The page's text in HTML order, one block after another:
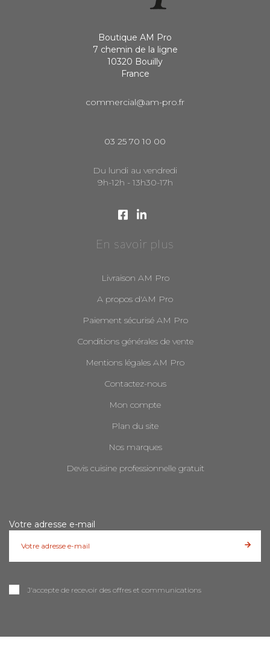
Boutique AM Pro
7 chemin de la ligne
10320 Bouilly
France
commercial@am-pro.fr
03 25 70 10 00
Du lundi au vendredi
9h-12h - 13h30-17h
En savoir plus
Livraison AM Pro
A propos d'AM Pro
Paiement sécurisé AM Pro
Conditions générales de vente
Mentions légales AM Pro
Contactez-nous
Mon compte
Plan du site
Nos marques
Devis cuisine professionnelle gratuit
Votre adresse e-mail
J'accepte de recevoir des offres et communications